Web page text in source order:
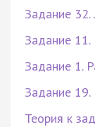
Задание 32.
Задание 11.
Задание 1.
Задание 19.
Теория к